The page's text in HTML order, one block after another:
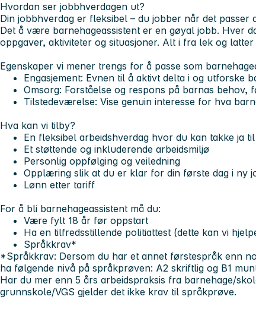
Hvordan ser jobbhverdagen ut?
Din jobbhverdag er fleksibel – du jobber når det passer
Det å være barnehageassistent er en gøyal jobb. Hver
oppgaver, aktiviteter og situasjoner. Alt i fra lek og
Egenskaper vi mener trengs for å passe som
Engasjement: Evnen til å aktivt delta i og utforske
Omsorg: Forståelse og respons på barnas behov,
Tilstedeværelse: Vise genuin interesse for hva
Hva kan vi tilby?
En fleksibel arbeidshverdag hvor du kan takke ja
Et støttende og inkluderende arbeidsmiljø
Personlig oppfølging og veiledning
Opplæring slik at du er klar for din første dag i ny
Lønn etter tariff
For å bli barnehageassistent må du:
Være fylt 18 år før oppstart
Ha en tilfredsstillende politiattest (dette kan vi
Språkkrav*
*Språkkrav: Dersom du har et annet førstespråk enn
ha følgende nivå på språkprøven: A2 skriftlig og B1
Har du mer enn 5 års arbeidspraksis fra barnehage/
grunnskole/VGS gjelder det ikke krav til språkprøve.